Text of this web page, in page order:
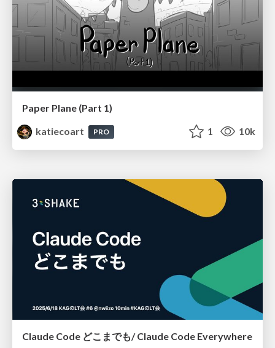
Paper Plane (Part 1)
katiecoart
PRO 1 10k
Claude Code どこまでも/ Claude Code Everywhere